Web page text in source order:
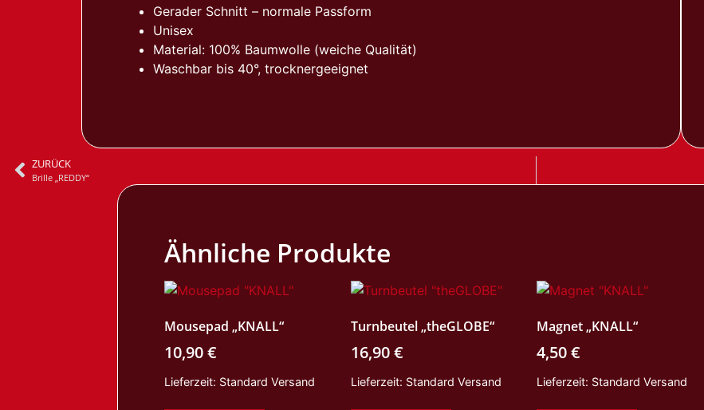
Gerader Schnitt – normale Passform
Unisex
Material: 100% Baumwolle (weiche Qualität)
Waschbar bis 40°, trocknergeeignet
ZURÜCK
Brille „REDDY“
Ähnliche Produkte
Mousepad „KNALL“
10,90€
Lieferzeit: Standard Versand
Turnbeutel „theGLOBE“
16,90€
Lieferzeit: Standard Versand
Magnet „KNALL“
4,50€
Lieferzeit: Standard Versand